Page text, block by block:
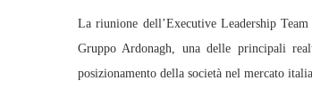
La riunione dell’Executive Leadership Team
Gruppo Ardonagh, una delle principali
posizionamento della società nel mercato